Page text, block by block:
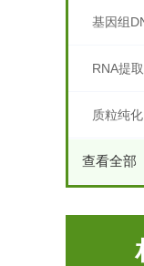
基因组
RNA提
质粒纯化
查看全部